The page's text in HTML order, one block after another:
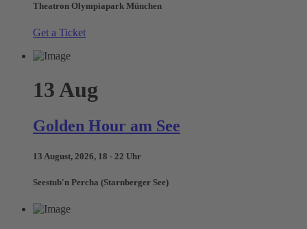
Theatron Olympiapark München
Get a Ticket
13 Aug
Golden Hour am See
13 August, 2026, 18 - 22 Uhr
Seestub'n Percha (Starnberger See)